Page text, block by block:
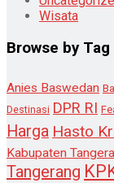
Wisata
Browse by Tag
Anies Baswedan
Destinasi DPR RI
Harga Hasto
Kabupaten
Tangerang